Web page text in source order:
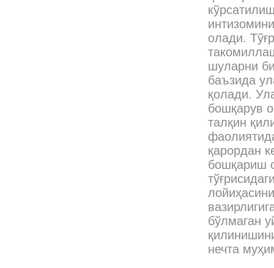
олади.
шуларни
баъзида
қолади.
бошқарув
талқин
қарордан
бошқариш
бўлмаган
нечта